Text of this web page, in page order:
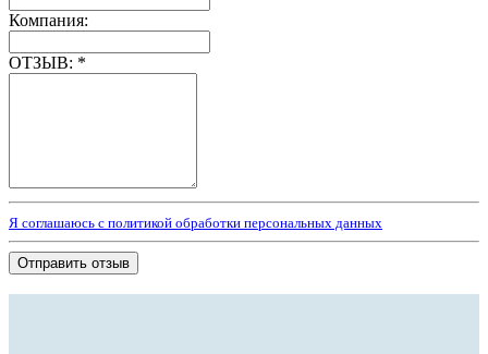
Компания:
ОТЗЫВ: *
Я соглашаюсь с политикой обработки персональных данных
Отправить отзыв